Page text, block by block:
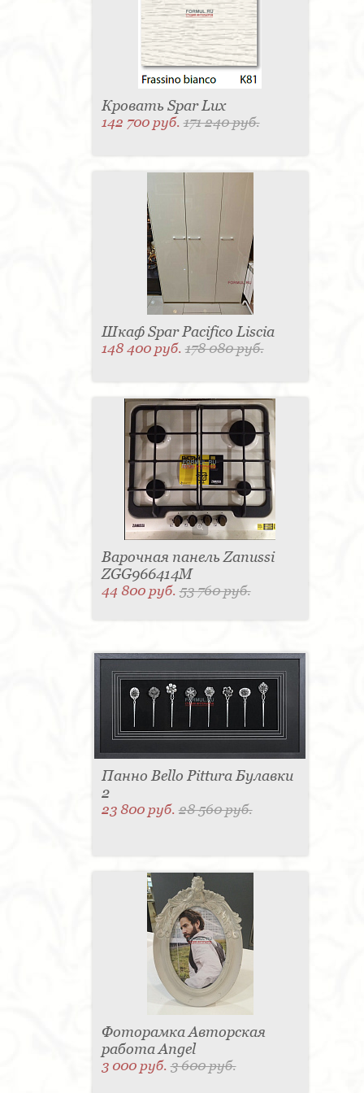
Панель настенная для TV - 4
Кассетница - 3 Держатель для
туалетной бумаги - 3Поднос - 3
Пантограф - 3Мыльница - 3Раковина - 3
Кухня - 2Стиральная машина - 2
Туалетный столик - 2Тумба - 2
Карниз для штор - 2
Газетница - 2
Крючок - 2Полотенцесушитель - 2
Розетка - 2Игрушка - 1Игрушка - 1
ресепшен - 1
Морозильная камера - 1
Выдвижная система - 1
Игрушка - 1 Игрушка - 1
Держатель для одежды - 1
Бутылочница - 1
Ширма - 1
Микроволновая печь - 1 Кондиционер - 1
Душевая кабина - 1
Буфет - 1
Игрушка - 1
Игрушка - 1
Игрушка - 1
Игрушка - 1
Подогреватель посуды - 1
Игрушка - 1
Кровать Spar Lux
142 700 руб.171 240 руб.
Шкаф Spar Pacifico Liscia
148 400 руб.178 080 руб.
Варочная панель Zanussi
ZGG966414M
44 800 руб.53 760 руб.
Панно Bello Pittura Булавки
2
23 800 руб.28 560 руб.
Фоторамка Авторская
работа Angel
3 000 руб.3 600 руб.